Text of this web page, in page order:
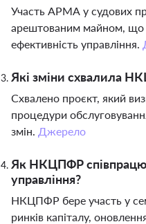
Участь АРМА у судових
арештованим майном, що
ефективність управління.
Які зміни схвалила
Схвалено проєкт, який
процедури
змін. Джерело
Як НКЦПФР
управління?
НКЦПФР бере участь у
ринків капіталу,